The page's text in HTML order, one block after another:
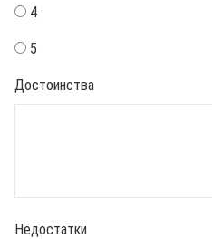
4
5
Достоинства
Недостатки